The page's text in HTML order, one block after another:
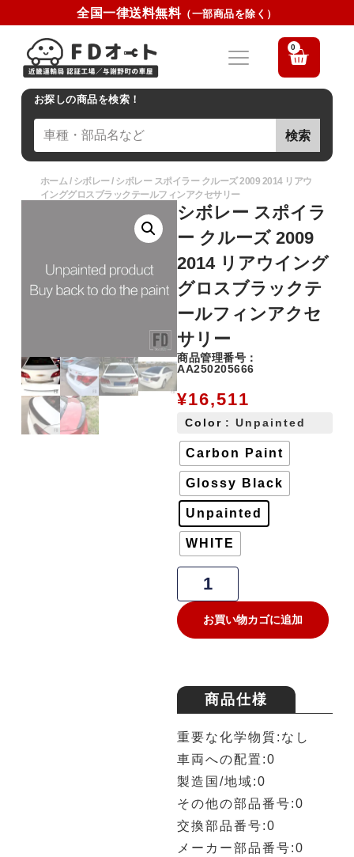
全国一律送料無料（一部商品を除く）
0
お探しの商品を検索！
検索
ホーム / シボレー/ シボレー スポイラー クルーズ 2009 2014 リアウ
インググロスブラックテールフィンアクセサリー
シボレー スポイラ
ー クルーズ 2009
2014 リアウイング
グロスブラックテ
ールフィンアクセ
サリー
商品管理番号：
AA250205666
¥16,511
Color : Unpainted
Carbon Paint
Glossy Black
Unpainted
WHITE
お買い物カゴに追加
商品仕様
重要な化学物質:なし
車両への配置:0
製造国/地域:0
その他の部品番号:0
交換部品番号:0
メーカー部品番号:0